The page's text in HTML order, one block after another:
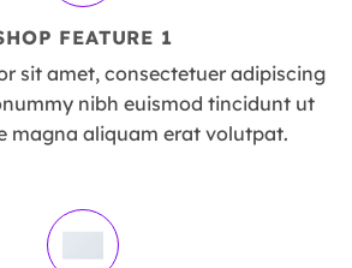
FEATURE 1
sit amet, consectetuer adipiscing
nibh euismod tincidunt ut
magna aliquam erat volutpat.